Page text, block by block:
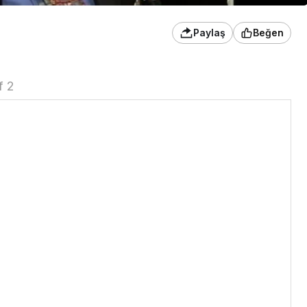
Paylaş Beğen
2